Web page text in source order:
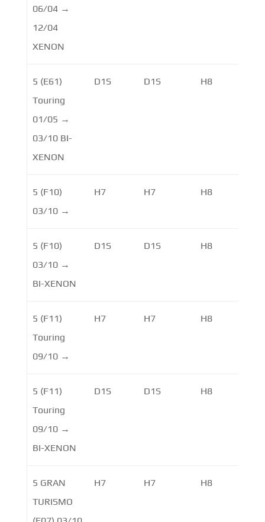
06/04 →
12/04
XENON
5 (E61)
Touring
01/05 →
03/10 BI-
XENON
D1S D1S H8
5 (F10)
03/10 →
H7 H7 H8
5 (F10)
03/10 →
BI-XENON
D1S D1S H8
5 (F11)
Touring
09/10 →
H7 H7 H8
5 (F11)
Touring
09/10 →
BI-XENON
D1S D1S H8
5 GRAN
TURISMO
H7 H7 H8